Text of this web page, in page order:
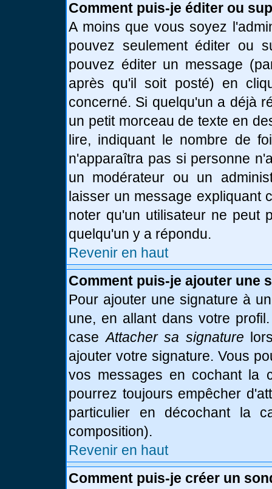
Comment puis-je éditer ou
A moins que vous soyez
pouvez seulement éditer ou
pouvez éditer un message
après qu'il soit posté) en
concerné. Si quelqu'un a déjà
un petit morceau de texte en
lire, indiquant le nombre de
n'apparaîtra pas si personne
un modérateur ou un
laisser un message expliquant
noter qu'un utilisateur ne peut
quelqu'un y a répondu.
Revenir en haut
Comment puis-je ajouter une
Pour ajouter une signature à
une, en allant dans votre
caseAttacher sa signature
ajouter votre signature. Vous
vos messages en cochant la
pourrez toujours empêcher
particulier en décochant la
composition).
Revenir en haut
Comment puis-je créer un